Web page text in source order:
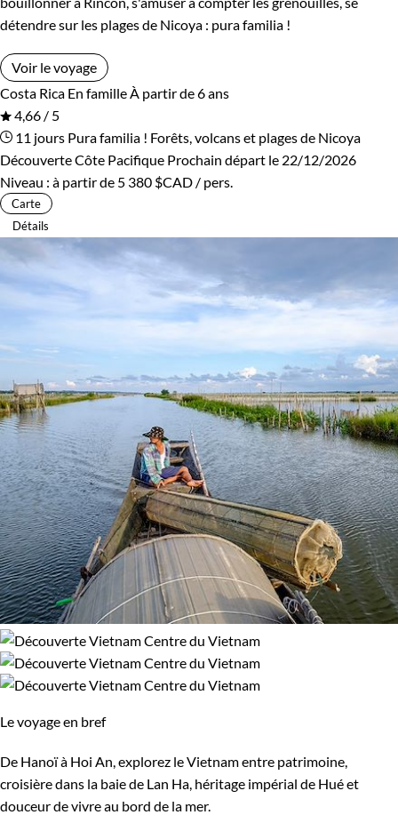
détendre sur les plages de Nicoya : pura familia !
Voir le voyage
Costa Rica En famille À partir de 6 ans
4,66 / 5
11 jours Pura familia ! Forêts, volcans et plages de Nicoya
Découverte Côte Pacifique Prochain départ le 22/12/2026
Niveau : à partir de 5 380 $CAD / pers.
Carte
Détails
Le voyage en bref
De Hanoï à Hoi An, explorez le Vietnam entre patrimoine,
croisière dans la baie de Lan Ha, héritage impérial de Hué et
douceur de vivre au bord de la mer.